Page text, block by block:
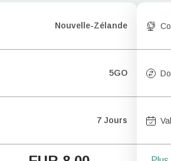
Nouvelle-Zélande
5GO
7 Jours